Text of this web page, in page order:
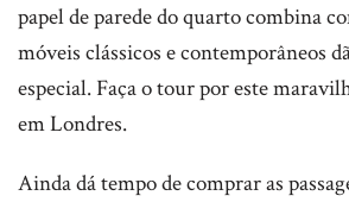
papel de parede do quarto combina
móveis clássicos e contemporâneos
especial. Faça o tour por este
em Londres.
Ainda dá tempo de comprar as